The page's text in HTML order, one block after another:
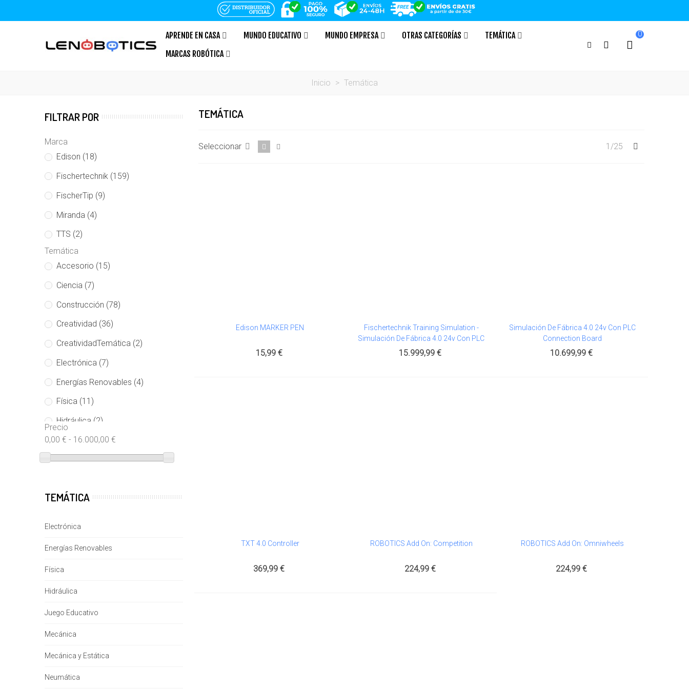
APRENDE EN CASA MUNDO EDUCATIVO MUNDO EMPRESA OTRAS CATEGORÍAS
TEMÁTICA
MARCAS ROBÓTICA
0
Inicio > Temática
FILTRAR POR
Marca
Edison (18)
Fischertechnik (159)
FischerTip (9)
Miranda (4)
TTS (2)
Temática
Accesorio (15)
Ciencia (7)
Construcción (78)
Creatividad (36)
CreatividadTemática (2)
Electrónica (7)
Energías Renovables (4)
Física (11)
Hidráulica (2)
Juego Educativo
Mecánica(8)
Neumática(3)
Óptica
Precio
0,00 € - 16.000,00 €
TEMÁTICA
Electrónica
Energías Renovables
Física
Hidráulica
Juego Educativo
Mecánica
Mecánica y Estática
Neumática
TEMÁTICA
Seleccionar 1/25
Añadir Al CarritoEdison MARKER PEN
15,99 €
Añadir Al Carrito
Fischertechnik Training Simulation -
Simulación De Fábrica 4.0 24v Con PLC
S7-1500 *
15.999,99 €
Añadir Al Carrito
Simulación De Fábrica 4.0 24v Con PLC
Connection Board
10.699,99 €
Añadir Al CarritoTXT 4.0 Controller
369,99 €
Añadir Al Carrito
ROBOTICS Add On: Competition
224,99 €
Añadir Al Carrito
ROBOTICS Add On: Omniwheels
224,99 €